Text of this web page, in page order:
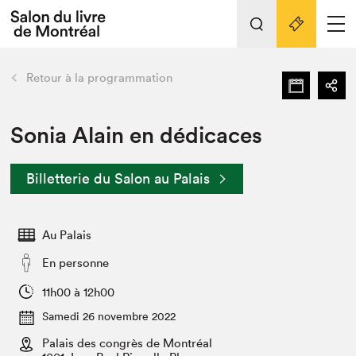
Espace médias
Espace exposant⋅e⋅s
Tout sur l'édition 2022
Actualités
Vidéos et Balados
Club de lecture Braindate
retour Nos activités
Édition 2022
Nous connaître
Projets partenaires 2022
Archives
Liens pratiques
Retour à la programmation
Sonia Alain en dédicaces
Billetterie du Salon au Palais
Au Palais
En personne
11h00 à 12h00
Samedi 26 novembre 2022
Palais des congrès de Montréal